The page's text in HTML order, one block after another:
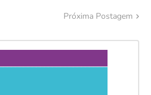
Próxima Postagem